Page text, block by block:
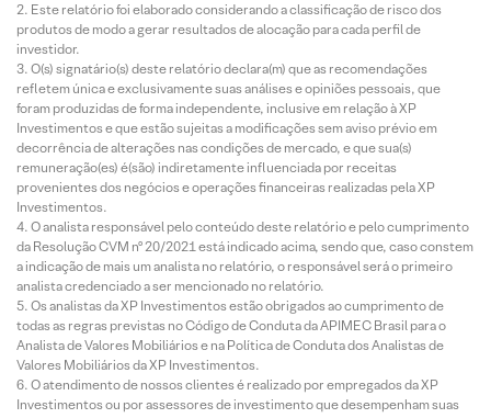
Este relatório foi elaborado considerando a classificação de risco dos
produtos de modo a gerar resultados de alocação para cada perfil de
investidor.
O(s) signatário(s) deste relatório declara(m) que as recomendações
refletem única e exclusivamente suas análises e opiniões pessoais, que
foram produzidas de forma independente, inclusive em relação à XP
Investimentos e que estão sujeitas a modificações sem aviso prévio em
decorrência de alterações nas condições de mercado, e que sua(s)
remuneração(es) é(são) indiretamente influenciada por receitas
provenientes dos negócios e operações financeiras realizadas pela XP
Investimentos.
O analista responsável pelo conteúdo deste relatório e pelo cumprimento
da Resolução CVM nº 20/2021 está indicado acima, sendo que, caso constem
a indicação de mais um analista no relatório, o responsável será o primeiro
analista credenciado a ser mencionado no relatório.
Os analistas da XP Investimentos estão obrigados ao cumprimento de
todas as regras previstas no Código de Conduta da APIMEC Brasil para o
Analista de Valores Mobiliários e na Política de Conduta dos Analistas de
Valores Mobiliários da XP Investimentos.
O atendimento de nossos clientes é realizado por empregados da XP
Investimentos ou por assessores de investimento que desempenham suas